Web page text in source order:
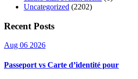
Uncategorized (2202)
Recent Posts
Aug 06 2026
Passeport vs Carte d’identité pour